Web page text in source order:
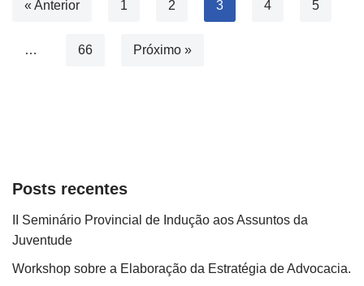
« Anterior 1 2 3 4 5
… 66 Próximo »
Posts recentes
II Seminário Provincial de Indução aos Assuntos da
Juventude
Workshop sobre a Elaboração da Estratégia de Advocacia.